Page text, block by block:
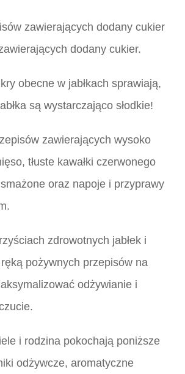
zawierających dodany cukier
dodany cukier.
obecne w jabłkach sprawiają,
są wystarczająco słodkie!
zawierających wysoko
tłuste kawałki czerwonego
oraz napoje i przyprawy
zdrowotnych jabłek i
pożywnych przepisów na
odżywianie i
i rodzina pokochają poniższe
odżywcze, aromatyczne